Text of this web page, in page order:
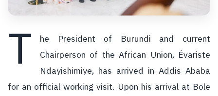
T
he President of Burundi and current
Chairperson of the African Union, Évariste
Ndayishimiye, has arrived in Addis Ababa
for an official working visit. Upon his arrival at Bole